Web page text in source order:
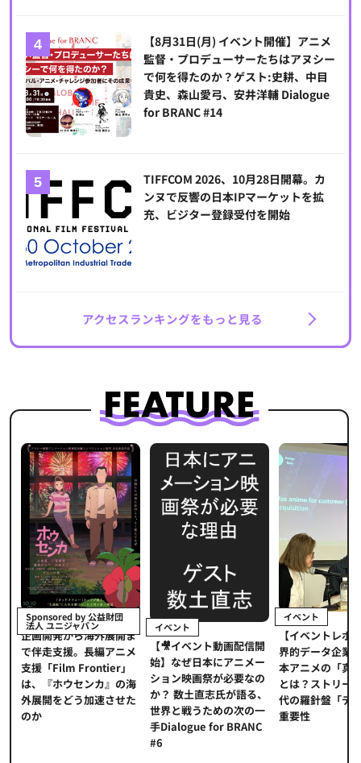
【8月31日(月) イベント開催】アニメ
監督・プロデューサーたちはアヌシー
で何を得たのか？ゲスト:史耕、中目
貴史、森山愛弓、安井洋輔 Dialogue
for BRANC #14
TIFFCOM 2026、10月28日開幕。カ
ンヌで反響の日本IPマーケットを拡
充、ビジター登録受付を開始
アクセスランキングをもっと見る
Sponsored by 公益財団
法人 ユニジャパン
企画開発から海外展開ま
で伴走支援。長編アニメ
支援「Film Frontier」
は、『ホウセンカ』の海
外展開をどう加速させた
のか
イベント
【🎥イベント動画配信開
始】なぜ日本にアニメー
ション映画祭が必要なの
か？ 数土直志氏が語る、
世界と戦うための次の一
手Dialogue for BRANC
#6
イベント
【イベントレポ
界的データ企業
本アニメの「真
とは？ストリー
代の羅針盤「デ
重要性